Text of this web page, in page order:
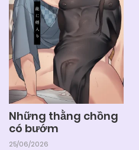
Những thằng chồng
có bướm
25/06/2026